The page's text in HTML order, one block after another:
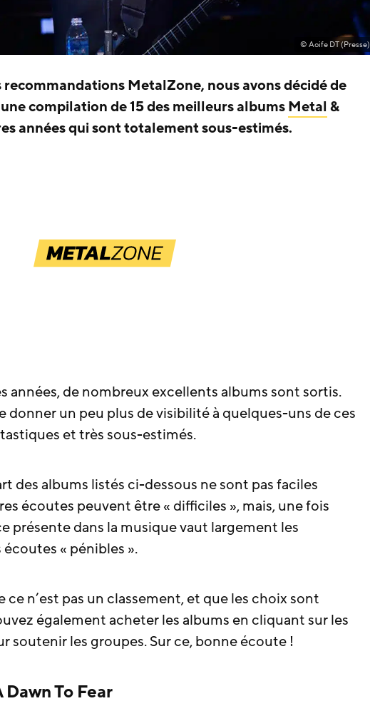
© Aoife DT (Presse)
recommandations MetalZone, nous avons décidé de
compilation de 15 des meilleurs albumsMetal &
années qui sont totalement sous-estimés.
années, de nombreux excellents albums sont sortis.
donner un peu plus de visibilité à quelques-uns de ces
et très sous-estimés.
des albums listés ci-dessous ne sont pas faciles
écoutes peuvent être « difficiles », mais, une fois
présente dans la musique vaut largement les
« pénibles ».
ce n’est pas un classement, et que les choix sont
également acheter les albums en cliquant sur les
soutenir les groupes. Sur ce, bonne écoute !
To Fear